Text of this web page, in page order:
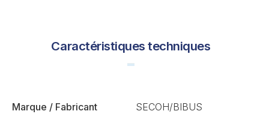
Caractéristiques techniques
Marque / Fabricant SECOH/BIBUS